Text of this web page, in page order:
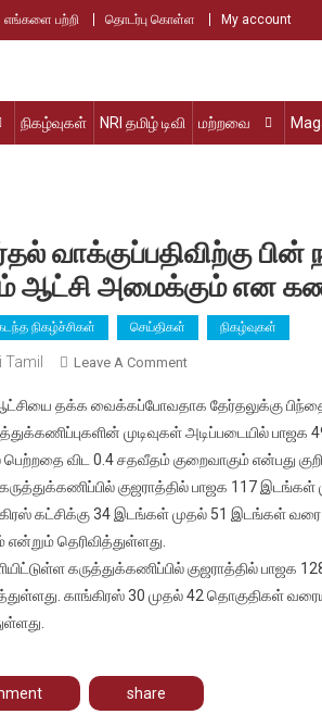
எங்களை பற்றி தொடர்பு கொள்ள My account
நிகழ்வுகள் NRI தமிழ் டிவி மற்றவை
வாக்குப்பதிவிற்கு பின்
ஆட்சி அமைக்கும் என
நிகழ்ச்சிகள் செய்திகள் நிகழ்வுகள்
Tamil Leave A CommentOn
தேர்தல்
வாக்குப்பதிவிற்கு
பின்
நடந்த
கருத்துக்கணிப்பு
குஜராத்
ல்
அமைக்கும்
என
தக்க வைக்கப்போவதாக தேர்தலுக்கு
முடிவுகள் அடிப்படையில் பாஜக
பெற்றதை விட 0.4 சதவீதம் குறைவாகும் என்பது
குஜராத்தில் பாஜக 117
கட்சிக்கு 34 இடங்கள் முதல் 51 இடங்கள்
தெரிவித்துள்ளது.
கருத்துக்கணிப்பில் குஜராத்தில்
காங்கிரஸ் 30 முதல் 42 தொகுதிகள்
share